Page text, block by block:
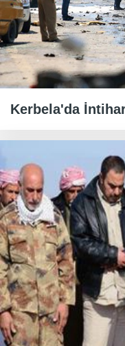
Kerbela'da